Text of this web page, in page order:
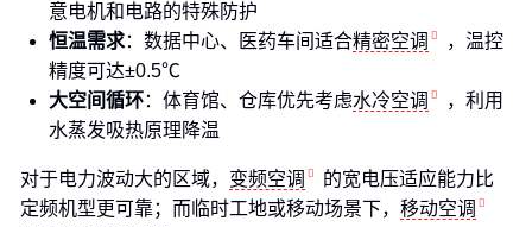
意电机和电路的特殊防护
恒温需求：数据中心、医药车间适合精密空调
，温控
精度可达±0.5℃
大空间循环：体育馆、仓库优先考虑水冷空调
，利用
水蒸发吸热原理降温
对于电力波动大的区域， 变频空调
的宽电压适应能力比
定频机型更可靠；而临时工地或移动场景下， 移动空调